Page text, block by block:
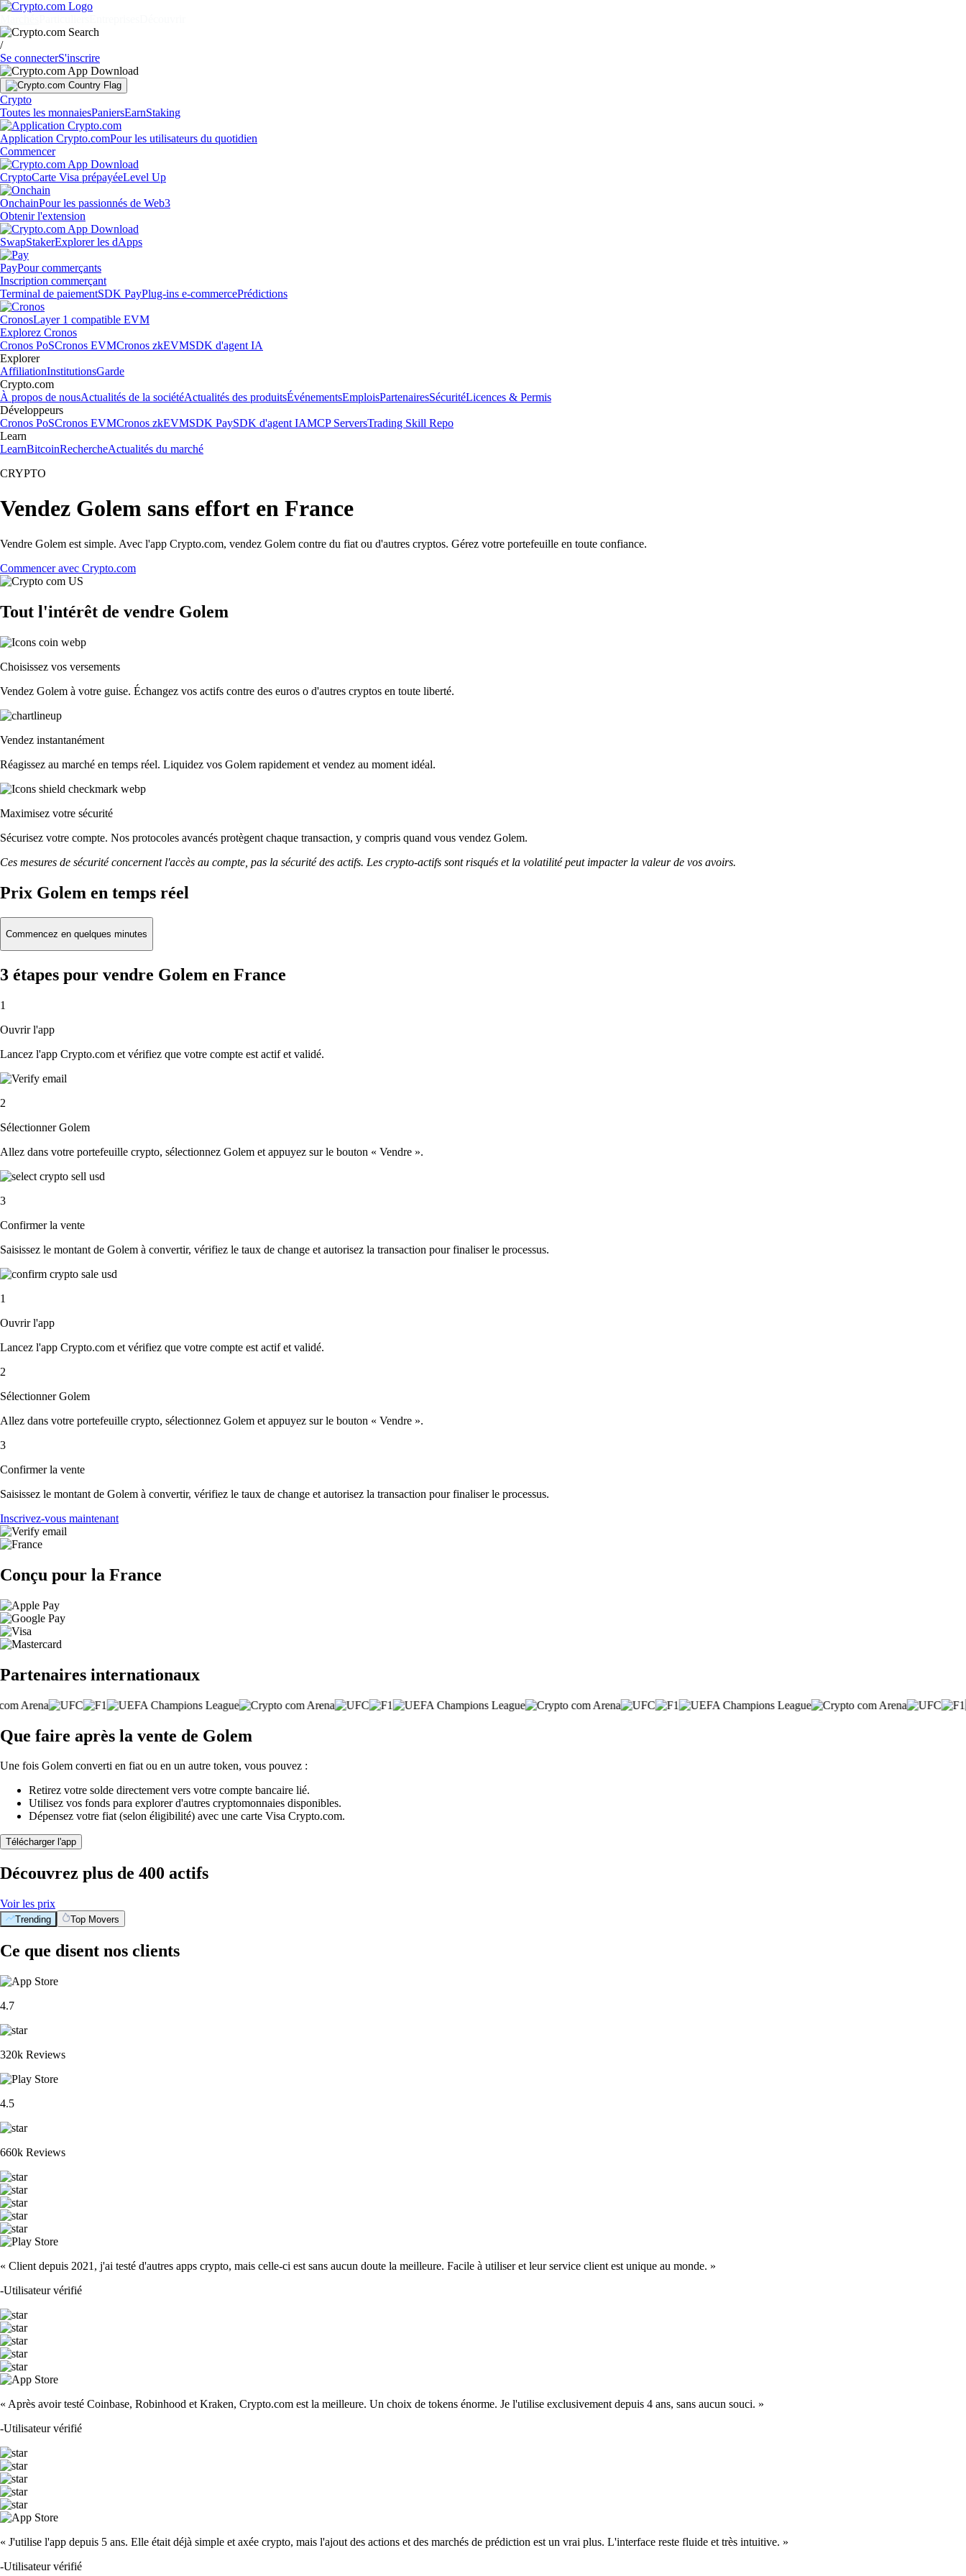
/
Se connecterS'inscrire
Crypto
Toutes les monnaiesPaniersEarnStaking
Application Crypto.comPour les utilisateurs du quotidien
Commencer
CryptoCarte Visa prépayéeLevel Up
OnchainPour les passionnés de Web3
Obtenir l'extension
SwapStakerExplorer les dApps
PayPour commerçants
Inscription commerçant
Terminal de paiementSDK PayPlug-ins e-commercePrédictions
CronosLayer 1 compatible EVM
Explorez Cronos
Cronos PoSCronos EVMCronos zkEVMSDK d'agent IA
Explorer
AffiliationInstitutionsGarde
Crypto.com
À propos de nousActualités de la sociétéActualités des produitsÉvénementsEmploisPartenairesSécuritéLicences & Permis
Développeurs
Cronos PoSCronos EVMCronos zkEVMSDK PaySDK d'agent IAMCP ServersTrading Skill Repo
Learn
LearnBitcoinRechercheActualités du marché
CRYPTO
Vendez Golem sans effort en France
Vendre Golem est simple. Avec l'app Crypto.com, vendez Golem contre du fiat ou d'autres cryptos. Gérez votre portefeuille en toute confiance.
Commencer avec Crypto.com
Tout l'intérêt de vendre Golem
Choisissez vos versements
Vendez Golem à votre guise. Échangez vos actifs contre des euros o d'autres cryptos en toute liberté.
Vendez instantanément
Réagissez au marché en temps réel. Liquidez vos Golem rapidement et vendez au moment idéal.
Maximisez votre sécurité
Sécurisez votre compte. Nos protocoles avancés protègent chaque transaction, y compris quand vous vendez Golem.
Ces mesures de sécurité concernent l'accès au compte, pas la sécurité des actifs. Les crypto-actifs sont risqués et la volatilité peut impacter la valeur de vos avoirs.
Prix Golem en temps réel
Commencez en quelques minutes
3 étapes pour vendre Golem en France
1
Ouvrir l'app
Lancez l'app Crypto.com et vérifiez que votre compte est actif et validé.
2
Sélectionner Golem
Allez dans votre portefeuille crypto, sélectionnez Golem et appuyez sur le bouton « Vendre ».
3
Confirmer la vente
Saisissez le montant de Golem à convertir, vérifiez le taux de change et autorisez la transaction pour finaliser le processus.
1
Ouvrir l'app
Lancez l'app Crypto.com et vérifiez que votre compte est actif et validé.
2
Sélectionner Golem
Allez dans votre portefeuille crypto, sélectionnez Golem et appuyez sur le bouton « Vendre ».
3
Confirmer la vente
Saisissez le montant de Golem à convertir, vérifiez le taux de change et autorisez la transaction pour finaliser le processus.
Inscrivez-vous maintenant
Conçu pour la France
Partenaires internationaux
Que faire après la vente de Golem
Une fois Golem converti en fiat ou en un autre token, vous pouvez :
Retirez votre solde directement vers votre compte bancaire lié.
Utilisez vos fonds para explorer d'autres cryptomonnaies disponibles.
Dépensez votre fiat (selon éligibilité) avec une carte Visa Crypto.com.
Télécharger l'app
Découvrez plus de 400 actifs
Voir les prix
Trending Top Movers
Ce que disent nos clients
4.7
320k Reviews
4.5
660k Reviews
« Client depuis 2021, j'ai testé d'autres apps crypto, mais celle-ci est sans aucun doute la meilleure. Facile à utiliser et leur service client est unique au monde. »
-Utilisateur vérifié
« Après avoir testé Coinbase, Robinhood et Kraken, Crypto.com est la meilleure. Un choix de tokens énorme. Je l'utilise exclusivement depuis 4 ans, sans aucun souci. »
-Utilisateur vérifié
« J'utilise l'app depuis 5 ans. Elle était déjà simple et axée crypto, mais l'ajout des actions et des marchés de prédiction est un vrai plus. L'interface reste fluide et très intuitive. »
-Utilisateur vérifié